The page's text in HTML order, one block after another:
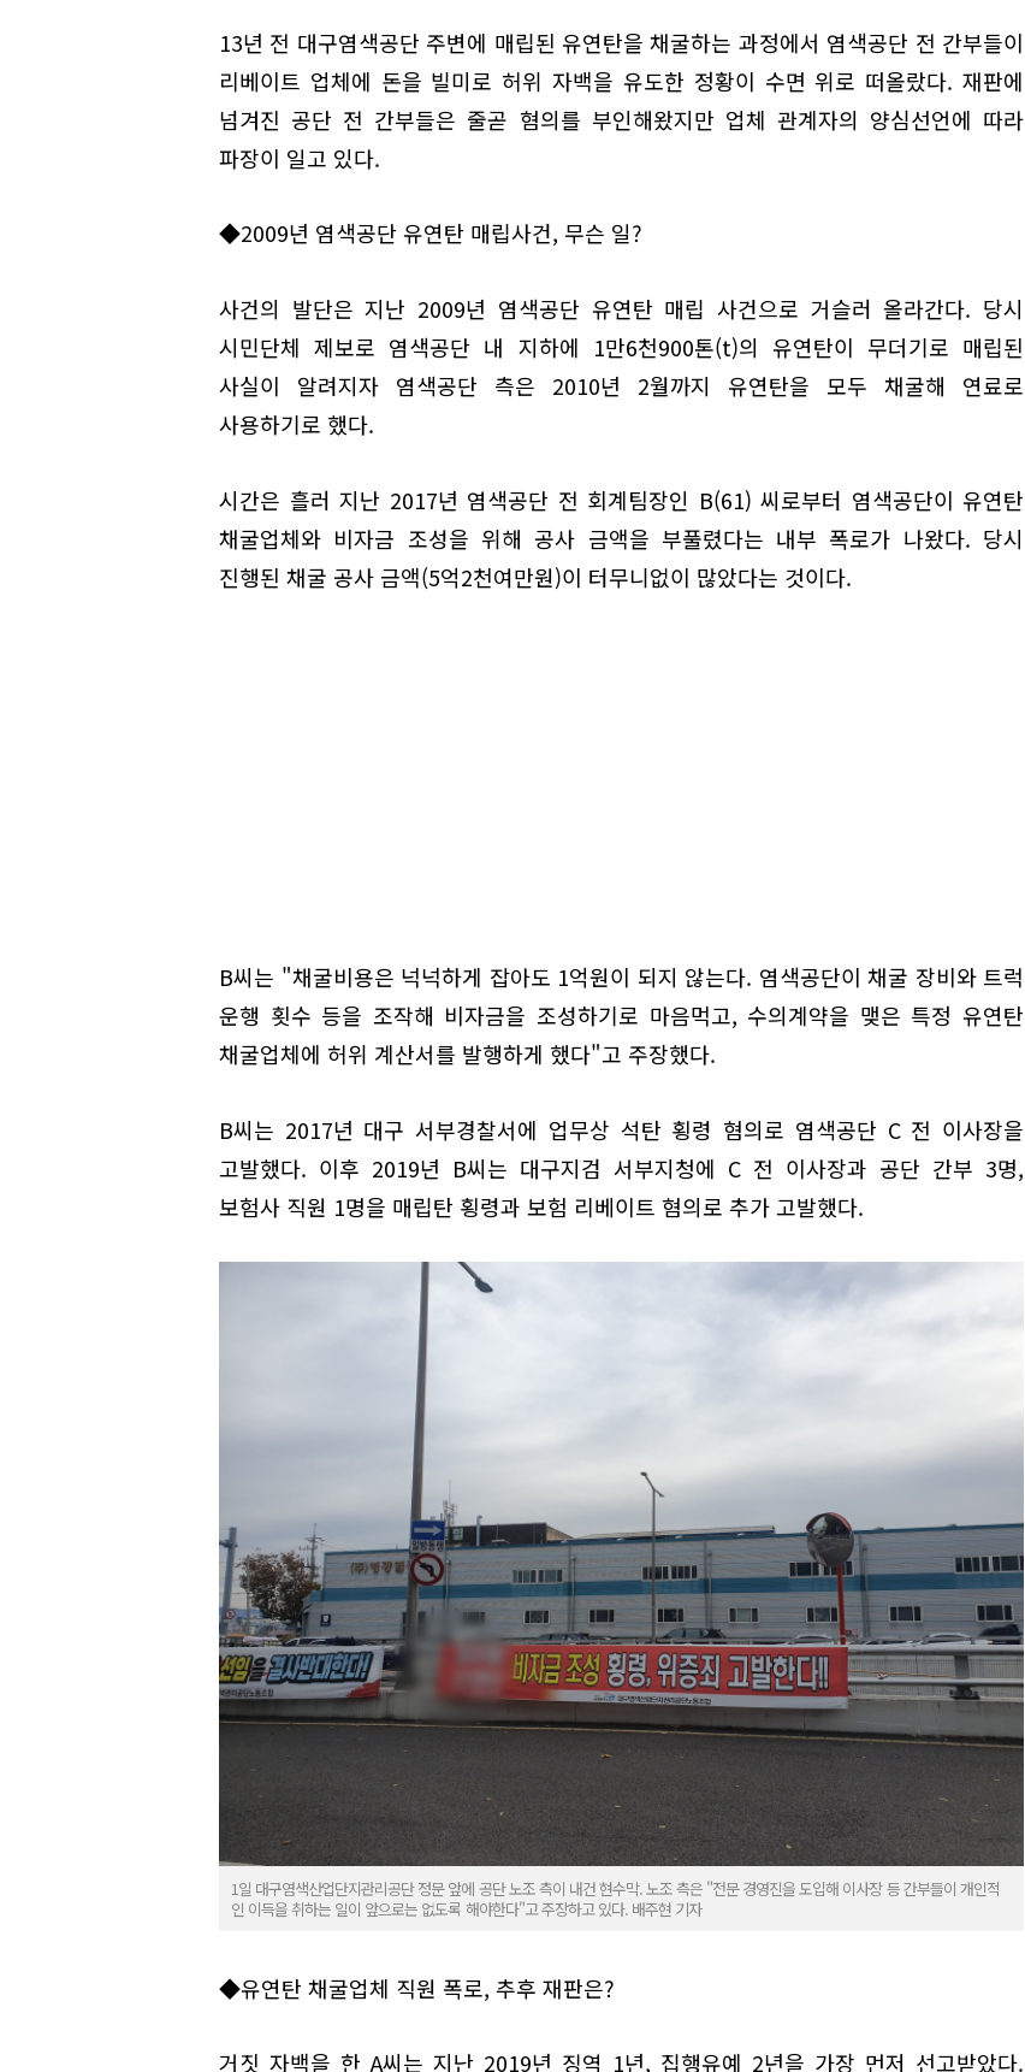
13년 전 대구염색공단 주변에 매립된 유연탄을 채굴하는 과정에서 염색공단 전 간부들이
리베이트 업체에 돈을 빌미로 허위 자백을 유도한 정황이 수면 위로 떠올랐다. 재판에
넘겨진 공단 전 간부들은 줄곧 혐의를 부인해왔지만 업체 관계자의 양심선언에 따라
파장이 일고 있다.
◆2009년 염색공단 유연탄 매립사건, 무슨 일?
사건의 발단은 지난 2009년 염색공단 유연탄 매립 사건으로 거슬러 올라간다. 당시
시민단체 제보로 염색공단 내 지하에 1만6천900톤(t)의 유연탄이 무더기로 매립된
사실이 알려지자 염색공단 측은 2010년 2월까지 유연탄을 모두 채굴해 연료로
사용하기로 했다.
시간은 흘러 지난 2017년 염색공단 전 회계팀장인 B(61) 씨로부터 염색공단이 유연탄
채굴업체와 비자금 조성을 위해 공사 금액을 부풀렸다는 내부 폭로가 나왔다. 당시
진행된 채굴 공사 금액(5억2천여만원)이 터무니없이 많았다는 것이다.
B씨는 "채굴비용은 넉넉하게 잡아도 1억원이 되지 않는다. 염색공단이 채굴 장비와 트럭
운행 횟수 등을 조작해 비자금을 조성하기로 마음먹고, 수의계약을 맺은 특정 유연탄
채굴업체에 허위 계산서를 발행하게 했다"고 주장했다.
B씨는 2017년 대구 서부경찰서에 업무상 석탄 횡령 혐의로 염색공단 C 전 이사장을
고발했다. 이후 2019년 B씨는 대구지검 서부지청에 C 전 이사장과 공단 간부 3명,
보험사 직원 1명을 매립탄 횡령과 보험 리베이트 혐의로 추가 고발했다.
1일 대구염색산업단지관리공단 정문 앞에 공단 노조 측이 내건 현수막. 노조 측은 "전문 경영진을 도입해 이사장 등 간부들이 개인적
인 이득을 취하는 일이 앞으로는 없도록 해야한다"고 주장하고 있다. 배주현 기자
◆유연탄 채굴업체 직원 폭로, 추후 재판은?
거짓 자백을 한 A씨는 지난 2019년 징역 1년, 집행유예 2년을 가장 먼저 선고받았다.